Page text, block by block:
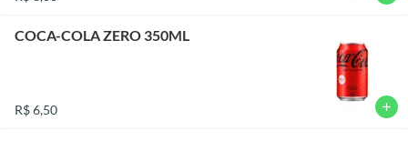
COCA-COLA ZERO 350ML
R$ 6,50 add